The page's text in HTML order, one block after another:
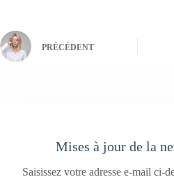
PRÉCÉDENT
Mises à jour de la
Saisissez votre adresse e-mail ci-